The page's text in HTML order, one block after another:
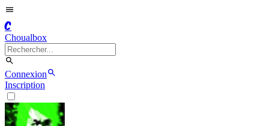
C
Choualbox
Connexion
Inscription